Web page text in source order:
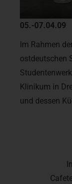
05.-07.04.09
Im Rahmen
ostdeutschen
Klinikum in
und dessen